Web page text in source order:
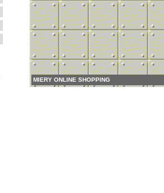
MIERY ONLINE SHOPPING